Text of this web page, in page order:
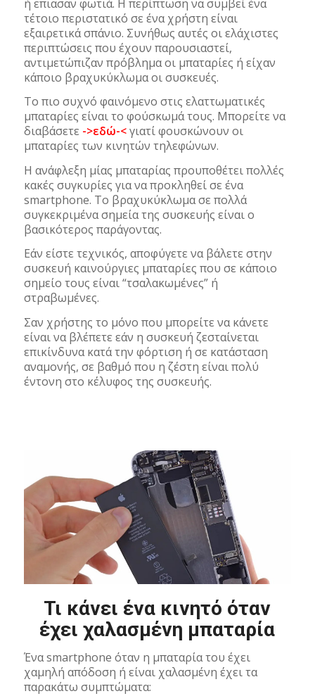
ή επιασαν φωτιά. Η περίπτωση να συμβεί ένα
τέτοιο περιστατικό σε ένα χρήστη είναι
εξαιρετικά σπάνιο. Συνήθως αυτές οι ελάχιστες
περιπτώσεις που έχουν παρουσιαστεί,
αντιμετώπιζαν πρόβλημα οι μπαταρίες ή είχαν
κάποιο βραχυκύκλωμα οι συσκευές.
Το πιο συχνό φαινόμενο στις ελαττωματικές
μπαταρίες είναι το φούσκωμά τους. Μπορείτε να
διαβάσετε ->εδώ-<γιατί φουσκώνουν οι
μπαταρίες των κινητών τηλεφώνων.
Η ανάφλεξη μίας μπαταρίας προυποθέτει πολλές
κακές συγκυρίες για να προκληθεί σε ένα
smartphone. Το βραχυκύκλωμα σε πολλά
συγκεκριμένα σημεία της συσκευής είναι ο
βασικότερος παράγοντας.
Εάν είστε τεχνικός, αποφύγετε να βάλετε στην
συσκευή καινούργιες μπαταρίες που σε κάποιο
σημείο τους είναι “τσαλακωμένες” ή
στραβωμένες.
Σαν χρήστης το μόνο που μπορείτε να κάνετε
είναι να βλέπετε εάν η συσκευή ζεσταίνεται
επικίνδυνα κατά την φόρτιση ή σε κατάσταση
αναμονής, σε βαθμό που η ζέστη είναι πολύ
έντονη στο κέλυφος της συσκευής.
Τι κάνει ένα κινητό όταν
έχει χαλασμένη μπαταρία
Ένα smartphone όταν η μπαταρία του έχει
χαμηλή απόδοση ή είναι χαλασμένη έχει τα
παρακάτω συμπτώματα: